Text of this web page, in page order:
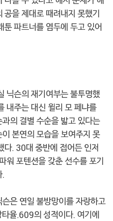
을 제대로 때려내지 못했기
툰 파트너를 염두에 두고 있어
닉슨의 재기여부는 불투명했
내주는 대신 윌리 모 페냐를
의 결별 수순을 밟고 있다는
본연의 모습을 보여주지 못
다. 30대 중반에 접어든 인저
워 포텐션을 갖춘 선수를 포기
.
은 연일 불방망이를 자랑하고
율.609의 성적이다. 여기에